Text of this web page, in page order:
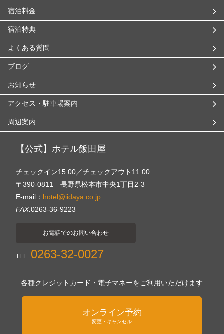
宿泊料金
宿泊特典
よくある質問
ブログ
お知らせ
アクセス・駐車場案内
周辺案内
【公式】ホテル飯田屋
チェックイン15:00／チェックアウト11:00
〒390-0811 長野県松本市中央1丁目2-3
E-mail： hotel@iidaya.co.jp
FAX.0263-36-9223
お電話でのお問い合わせ
TEL. 0263-32-0027
各種クレジットカード・電子マネーをご利用いただけます
オンライン予約
変更・キャンセル